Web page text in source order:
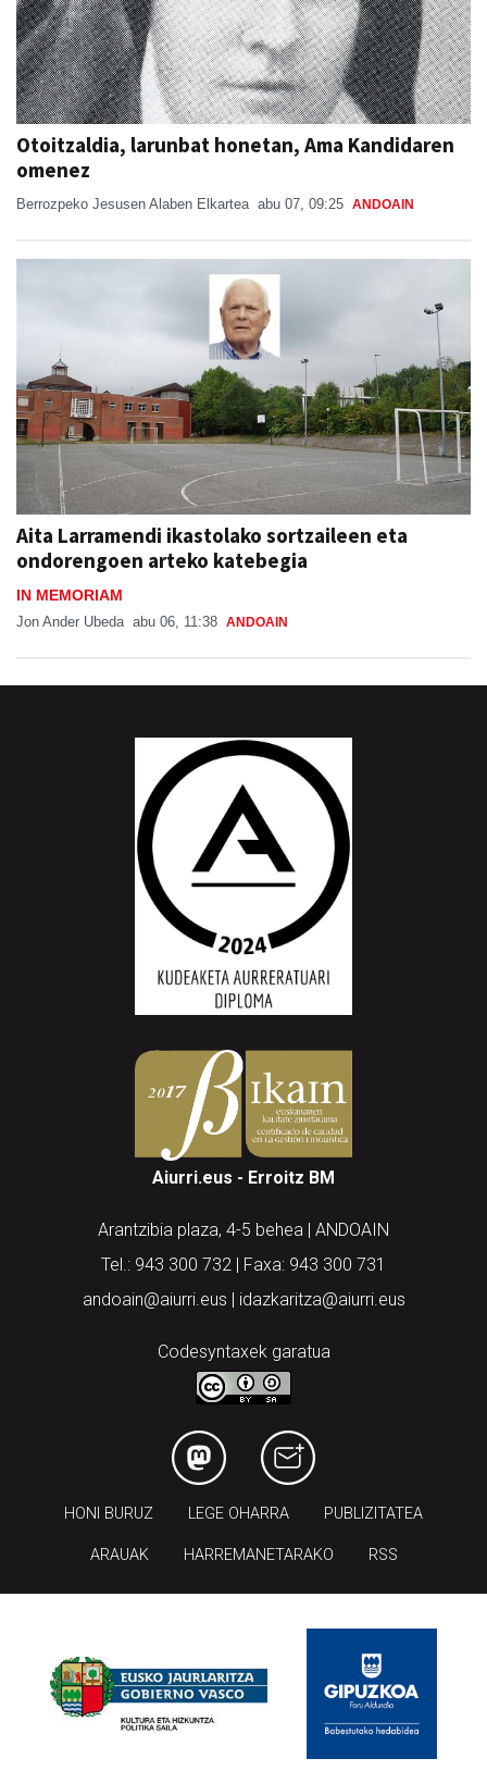
Otoitzaldia, larunbat honetan, Ama Kandidaren
omenez
Berrozpeko Jesusen Alaben Elkartea abu 07, 09:25 ANDOAIN
Aita Larramendi ikastolako sortzaileen eta
ondorengoen arteko katebegia
IN MEMORIAM
Jon Ander Ubeda abu 06, 11:38 ANDOAIN
Aiurri.eus - Erroitz BM
Arantzibia plaza, 4-5 behea | ANDOAIN
Tel.: 943 300 732 | Faxa: 943 300 731
andoain@aiurri.eus | idazkaritza@aiurri.eus
Codesyntaxek garatua
HONI BURUZ LEGE OHARRA PUBLIZITATEA
ARAUAK HARREMANETARAKO RSS